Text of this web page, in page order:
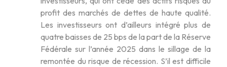
profit des marchés de dettes de haute qualité.
Les investisseurs ont d’ailleurs intégré plus de
quatre baisses de 25 bps de la part de la Réserve
Fédérale sur l’année 2025 dans le sillage de la
remontée du risque de récession. S’il est difficile